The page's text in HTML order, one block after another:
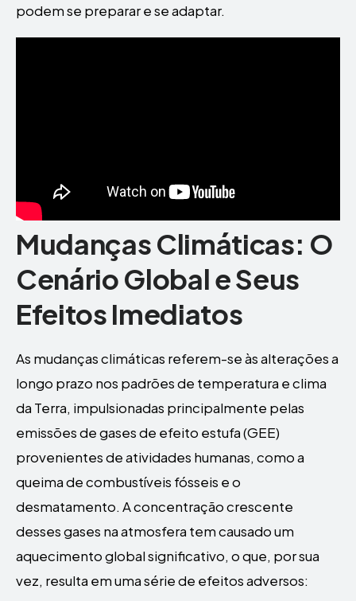
podem se preparar e se adaptar.
Mudanças Climáticas: O
Cenário Global e Seus
Efeitos Imediatos
As mudanças climáticas referem-se às alterações a
longo prazo nos padrões de temperatura e clima
da Terra, impulsionadas principalmente pelas
emissões de gases de efeito estufa (GEE)
provenientes de atividades humanas, como a
queima de combustíveis fósseis e o
desmatamento. A concentração crescente
desses gases na atmosfera tem causado um
aquecimento global significativo, o que, por sua
vez, resulta em uma série de efeitos adversos: